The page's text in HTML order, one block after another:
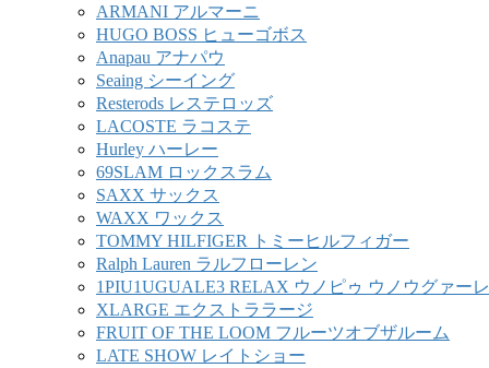
ARMANI アルマーニ
HUGO BOSS ヒューゴボス
Anapau アナパウ
Seaing シーイング
Resterods レステロッズ
LACOSTE ラコステ
Hurley ハーレー
69SLAM ロックスラム
SAXX サックス
WAXX ワックス
TOMMY HILFIGER トミーヒルフィガー
Ralph Lauren ラルフローレン
1PIU1UGUALE3 RELAX ウノピゥ ウノウグァー
XLARGE エクストララージ
FRUIT OF THE LOOM フルーツオブザルーム
LATE SHOW レイトショー